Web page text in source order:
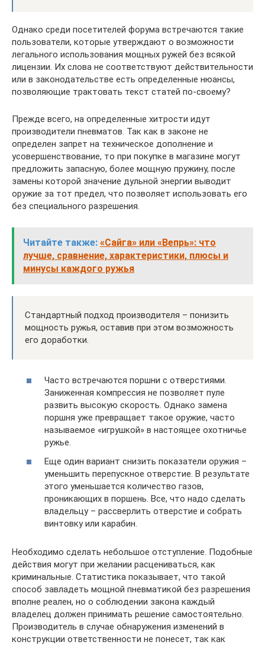
Однако среди посетителей форума встречаются такие
пользователи, которые утверждают о возможности
легального использования мощных ружей без всякой
лицензии. Их слова не соответствуют действительности
или в законодательстве есть определенные нюансы,
позволяющие трактовать текст статей по-своему?
Прежде всего, на определенные хитрости идут
производители пневматов. Так как в законе не
определен запрет на техническое дополнение и
усовершенствование, то при покупке в магазине могут
предложить запасную, более мощную пружину, после
замены которой значение дульной энергии выводит
оружие за тот предел, что позволяет использовать его
без специального разрешения.
Читайте также: «Сайга» или «Вепрь»: что
лучше, сравнение, характеристики, плюсы и
минусы каждого ружья
Стандартный подход производителя – понизить
мощность ружья, оставив при этом возможность
его доработки.
Часто встречаются поршни с отверстиями.
Заниженная компрессия не позволяет пуле
развить высокую скорость. Однако замена
поршня уже превращает такое оружие, часто
называемое «игрушкой» в настоящее охотничье
ружье.
Еще один вариант снизить показатели оружия –
уменьшить перепускное отверстие. В результате
этого уменьшается количество газов,
проникающих в поршень. Все, что надо сделать
владельцу – рассверлить отверстие и собрать
винтовку или карабин.
Необходимо сделать небольшое отступление. Подобные
действия могут при желании расцениваться, как
криминальные. Статистика показывает, что такой
способ завладеть мощной пневматикой без разрешения
вполне реален, но о соблюдении закона каждый
владелец должен принимать решение самостоятельно.
Производитель в случае обнаружения изменений в
конструкции ответственности не понесет, так как